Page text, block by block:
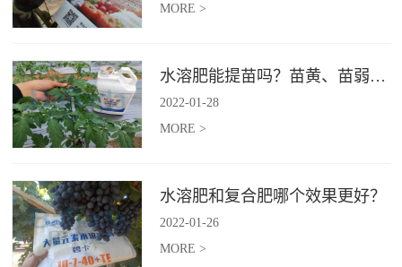
MORE >
水溶肥能提苗吗？苗黄、苗弱的原因
2022-01 -28
MORE >
水溶肥和复合肥哪个效果更好？
2022-01 -26
MORE >